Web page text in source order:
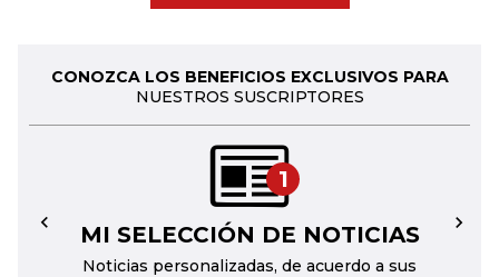
CONOZCA LOS BENEFICIOS EXCLUSIVOS PARA
NUESTROS SUSCRIPTORES
1
MI SELECCIÓN DE NOTICIAS
Noticias personalizadas, de acuerdo a sus
← →